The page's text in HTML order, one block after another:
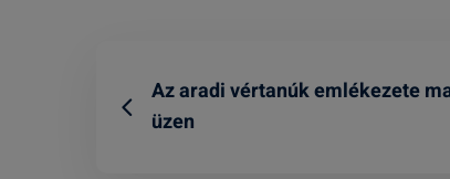
Az aradi vértanúk emlékezete
üzen